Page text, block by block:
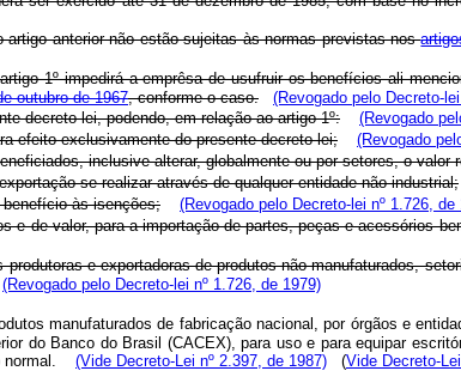
artigo anterior não estão sujeitas às normas previstas nos
1º impedirá a emprêsa de usufruir os benefícios ali
outubro de 1967, conforme o caso.
(Revogado pelo Decreto-
decreto-lei, podendo, em relação ao artigo 1º:
(Revogado
efeito exclusivamente do presente decreto-lei;
(Revogado
inclusive alterar, globalmente ou por setores, o valor
se realizar através de qualquer entidade não industrial;
às isenções;
(Revogado pelo Decreto-lei nº 1.726, de
e de valor, para a importação de partes, peças e acessórios
e exportadoras de produtos não manufaturados,
(Revogado pelo Decreto-lei nº 1.726, de 1979)
manufaturados de fabricação nacional, por órgãos e
do Banco do Brasil (CACEX), para uso e para equipar
normal. (Vide Decreto-Lei nº 2.397, de 1987) (Vide Decreto-